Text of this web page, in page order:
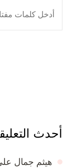
هيثم جمالعلى